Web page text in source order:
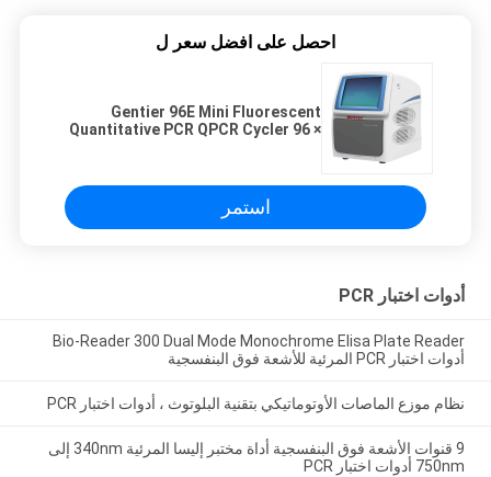
احصل على افضل سعر ل
Gentier 96E Mini Fluorescent
Quantitative PCR QPCR Cycler 96 ×
استمر
أدوات اختبار PCR
Bio-Reader 300 Dual Mode Monochrome Elisa Plate Reader
أدوات اختبار PCR المرئية للأشعة فوق البنفسجية
نظام موزع الماصات الأوتوماتيكي بتقنية البلوتوث ، أدوات اختبار PCR
9 قنوات الأشعة فوق البنفسجية أداة مختبر إليسا المرئية 340nm إلى
750nm أدوات اختبار PCR